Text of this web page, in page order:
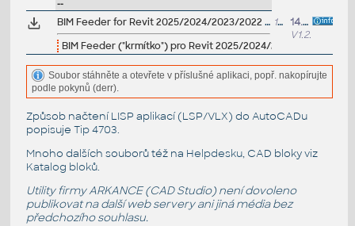
--
BIM Feeder for Revit 2025/2024/2023/2022 V1.2.0 - add BIM data to Revit projects (see new bundle)
BIM Feeder ("krmítko") pro Revit 2025/2024/2023/2022 -
17MB
14.2.2025
V1.2.0
Soubor stáhněte a otevřete v příslušné aplikaci, popř. nakopírujte
podle pokynů (derr).
Způsob načtení LISP aplikací (LSP/VLX) do AutoCADu
popisuje Tip 4703.
Mnoho dalších souborů též na Helpdesku, CAD bloky viz
Katalog bloků.
Utility firmy ARKANCE (CAD Studio) není dovoleno
publikovat na další web servery ani jiná média bez
předchozího souhlasu.